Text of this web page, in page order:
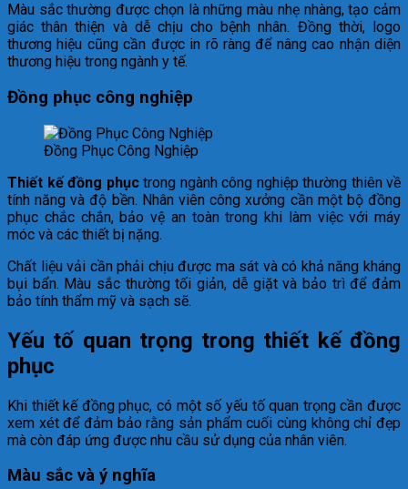
Màu sắc thường được chọn là những màu nhẹ nhàng, tạo cảm
giác thân thiện và dễ chịu cho bệnh nhân. Đồng thời, logo
thương hiệu cũng cần được in rõ ràng để nâng cao nhận diện
thương hiệu trong ngành y tế.
Đồng phục công nghiệp
Đồng Phục Công Nghiệp
Thiết kế đồng phụctrong ngành công nghiệp thường thiên về
tính năng và độ bền. Nhân viên công xưởng cần một bộ đồng
phục chắc chắn, bảo vệ an toàn trong khi làm việc với máy
móc và các thiết bị nặng.
Chất liệu vải cần phải chịu được ma sát và có khả năng kháng
bụi bẩn. Màu sắc thường tối giản, dễ giặt và bảo trì để đảm
bảo tính thẩm mỹ và sạch sẽ.
Yếu tố quan trọng trong thiết kế đồng
phục
Khi thiết kế đồng phục, có một số yếu tố quan trọng cần được
xem xét để đảm bảo rằng sản phẩm cuối cùng không chỉ đẹp
mà còn đáp ứng được nhu cầu sử dụng của nhân viên.
Màu sắc và ý nghĩa